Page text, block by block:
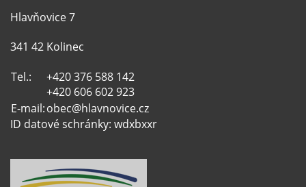
Hlavňovice 7
341 42 Kolinec
Tel.:
+420 376 588 142
+420 606 602 923
E-mail:obec@hlavnovice.cz
ID datové schránky: wdxbxxr